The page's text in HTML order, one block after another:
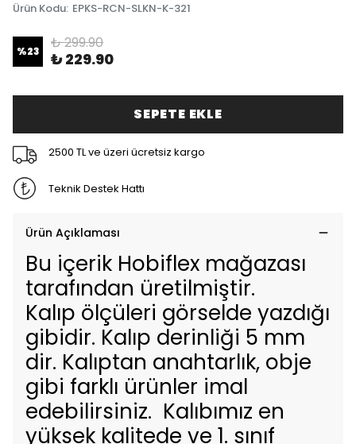
Ürün Kodu: EPKS-RCN-SLKN-K-321
%23 ₺ 299.90
₺ 229.90
SEPETE EKLE
2500 TL ve üzeri ücretsiz kargo
Teknik Destek Hattı
Ürün Açıklaması
Bu içerik Hobiflex mağazası
tarafından üretilmiştir.
Kalıp ölçüleri görselde yazdığı
gibidir. Kalıp derinliği 5 mm
dir. Kalıptan anahtarlık, obje
gibi farklı ürünler imal
edebilirsiniz. Kalıbımız en
yüksek kalitede ve 1. sınıf